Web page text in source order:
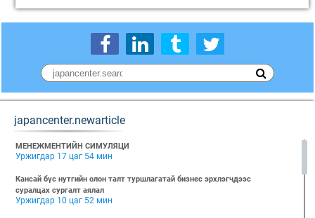
japancenter.newarticle
МЕНЕЖМЕНТИЙН СИМУЛЯЦИ
Уржигдар 17 цаг 54 мин
Кансай бүс нутгийн олон талт туршлагатай бизнес эрхлэгчдээс
суралцах сургалт аялал
Уржигдар 10 цаг 52 мин